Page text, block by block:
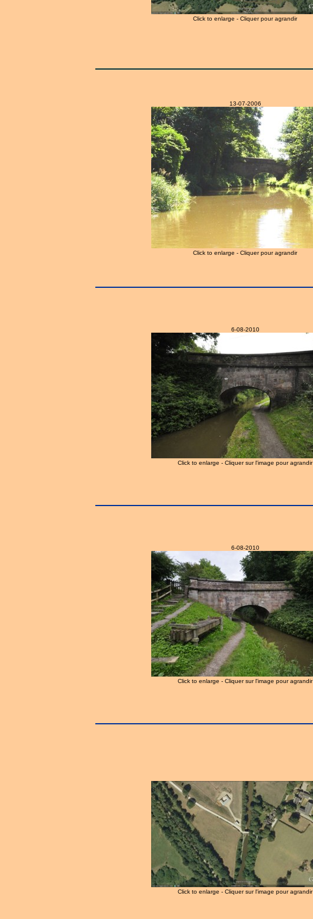
Click to enlarge - Cliquer pour agrandir
13-07-2006
Click to enlarge - Cliquer pour agrandir
6-08-2010
Click to enlarge - Cliquer sur l'image pour agrandir
6-08-2010
Click to enlarge - Cliquer sur l'image pour agrandir
Click to enlarge - Cliquer sur l'image pour agrandir